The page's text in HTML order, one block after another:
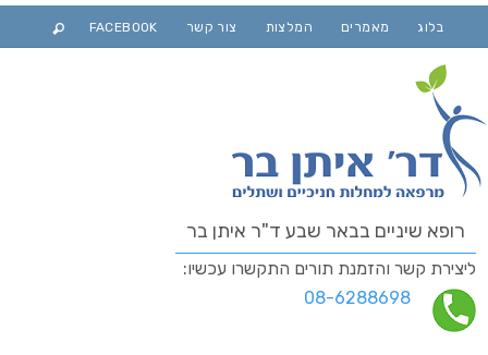
בלוג מאמרים המלצות צור קשר FACEBOOK
רופא שיניים בבאר שבע ד"ר איתן בר
ליצירת קשר והזמנת תורים התקשרו עכשיו:
08-6288698